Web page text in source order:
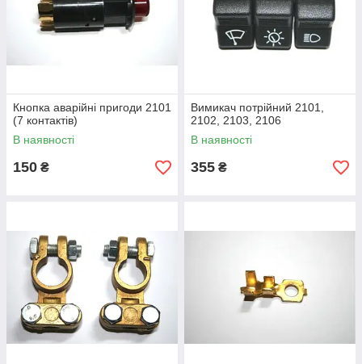
Кнопка аварійні пригоди 2101
(7 контактів)
В наявності
150 ₴
Вимикач потрійний 2101,
2102, 2103, 2106
В наявності
355 ₴